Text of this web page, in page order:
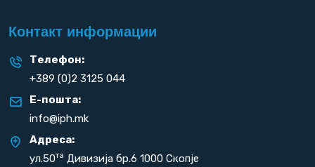
Контакт информации
Телефон:
+389 (0)2 3125 044
Е-пошта:
info@iph.mk
Адреса:
ул.50та Дивизија бр.6 1000 Скопје